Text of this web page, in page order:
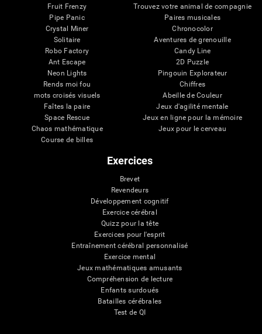
Fruit Frenzy
Pipe Panic
Crystal Miner
Solitaire
Robo Factory
Ant Escape
Neon Lights
Rends moi fou
mots croisés visuels
Faîtes la paire
Space Rescue
Chaos mathématique
Course de billes
Trouvez votre animal de compagnie
Paires musicales
Chronocolor
Aventures de grenouille
Candy Line
2D Puzzle
Pingouin Explorateur
Chiffres
Abeille de Couleur
Jeux d'agilité mentale
Jeux en ligne pour la mémoire
Jeux pour le cerveau
Exercices
Brevet
Revendeurs
Développement cognitif
Exercice cérébral
Quizz pour la tête
Exercices pour l'esprit
Entraînement cérébral personnalisé
Exercice mental
Jeux mathématiques amusants
Compréhension de lecture
Enfants surdoués
Batailles cérébrales
Test de QI